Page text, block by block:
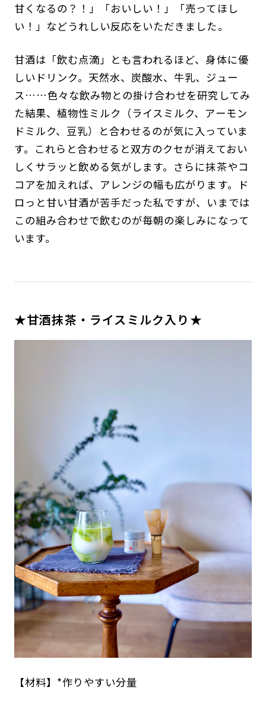
甘くなるの？！」「おいしい！」「売ってほし
い！」などうれしい反応をいただきました。
甘酒は「飲む点滴」とも言われるほど、身体に優
しいドリンク。天然水、炭酸水、牛乳、ジュー
ス……色々な飲み物との掛け合わせを研究してみ
た結果、植物性ミルク（ライスミルク、アーモン
ドミルク、豆乳）と合わせるのが気に入っていま
す。これらと合わせると双方のクセが消えておい
しくサラッと飲める気がします。さらに抹茶やコ
コアを加えれば、アレンジの幅も広がります。ド
ロっと甘い甘酒が苦手だった私ですが、いまでは
この組み合わせで飲むのが毎朝の楽しみになって
います。
★甘酒抹茶・ライスミルク入り★
【材料】*作りやすい分量